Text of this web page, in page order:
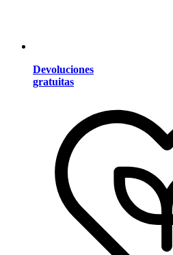
Devoluciones
gratuitas